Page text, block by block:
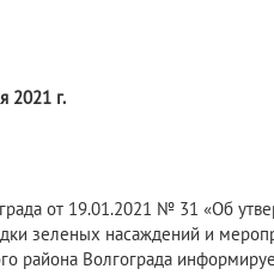
2021 г.
от 19.01.2021 № 31 «Об
зеленых насаждений и
района Волгограда